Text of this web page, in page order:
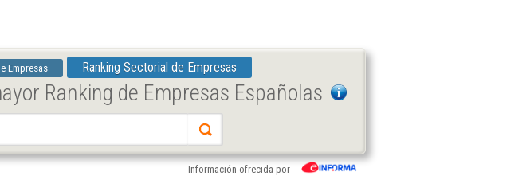
Empresas Ranking Sectorial de Empresas
Ranking de Empresas Españolas
Información ofrecida por